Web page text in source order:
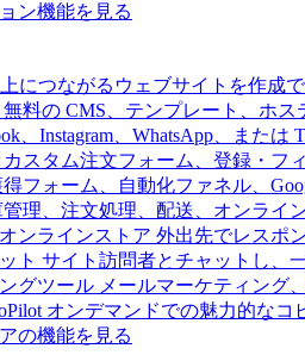
ン機能を見る
につながるウェブサイトを作成
無料の CMS、テンプレート、ホ
、Instagram、WhatsApp、また
カスタム注文フォーム、登録・フ
フォーム、自動化ファネル、
理、注文処理、配送、オンライ
ンラインストア 外出先でレスポ
ト サイト訪問者とチャットし、
グツール メールマーケティング
オンデマンドでの魅力的なコ
の機能を見る